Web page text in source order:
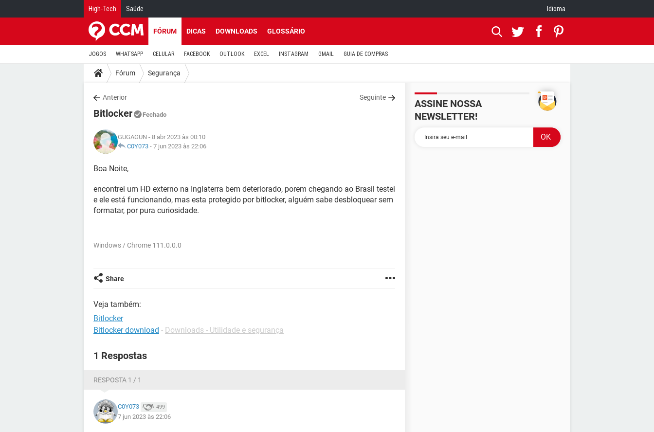
High-Tech Saúde Idioma
FÓRUM DICAS DOWNLOADS GLOSSÁRIO
JOGOS WHATSAPP CELULAR FACEBOOK OUTLOOK EXCEL INSTAGRAM GMAIL GUIA DE COMPRAS
Fórum Segurança
Anterior Seguinte
Bitlocker Fechado
GUGAGUN - 8 abr 2023 às 00:10
C0Y073 - 7 jun 2023 às 22:06
Boa Noite,
encontrei um HD externo na Inglaterra bem deteriorado, porem chegando ao Brasil testei
e ele está funcionando, mas esta protegido por bitlocker, alguém sabe desbloquear sem
formatar, por pura curiosidade.
Windows / Chrome 111.0.0.0
Share
Veja também:
Bitlocker
Bitlocker download - Downloads - Utilidade e segurança
1 Respostas
RESPOSTA 1 / 1
C0Y073 499
7 jun 2023 às 22:06
ASSINE NOSSA
NEWSLETTER!